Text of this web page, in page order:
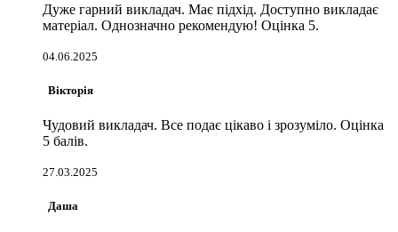
Дуже гарний викладач. Має підхід. Доступно викладає
матеріал. Однозначно рекомендую! Оцінка 5.
04.06.2025
Вікторія
Чудовий викладач. Все подає цікаво і зрозуміло. Оцінка
5 балів.
27.03.2025
Даша